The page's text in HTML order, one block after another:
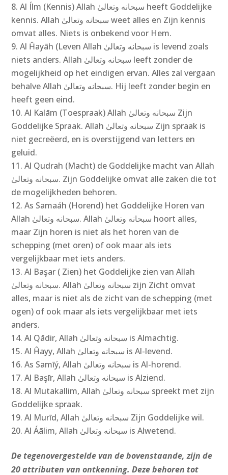
Al Ílm (Kennis) Allah سبحانه وتعالىٰ‎ heeft Goddelijke
kennis. Allah سبحانه وتعالىٰ‎ weet alles en Zijn kennis
omvat alles. Niets is onbekend voor Hem.
Al Ĥayāh (Leven Allah سبحانه وتعالىٰ‎ is levend zoals
niets anders. Allah سبحانه وتعالىٰ‎ leeft zonder de
mogelijkheid op het eindigen ervan. Alles zal vergaan
behalve Allah سبحانه وتعالىٰ‎. Hij leeft zonder begin en
heeft geen eind.
Al Kalām (Toespraak) Allah سبحانه وتعالىٰ Zijn
Goddelijke Spraak. Allah سبحانه وتعالىٰ‎ Zijn spraak is
niet gecreëerd, en is overstijgend van letters en
geluid.
Al Qudrah (Macht) de Goddelijke macht van Allah
سبحانه وتعالىٰ‎. Zijn Goddelijke omvat alle zaken die tot
de mogelijkheden behoren.
As Samaáh (Horend) het Goddelijke Horen van
Allah سبحانه وتعالىٰ. Allah سبحانه وتعالىٰ‎ hoort alles,
maar Zijn horen is niet als het horen van de
schepping (met oren) of ook maar als iets
vergelijkbaar met iets anders.
Al Başar ( Zien) het Goddelijke zien van Allah
سبحانه وتعالىٰ‎. Allah سبحانه وتعالىٰ‎ zijn Zicht omvat
alles, maar is niet als de zicht van de schepping (met
ogen) of ook maar als iets vergelijkbaar met iets
anders.
Al Qādir, Allah سبحانه وتعالىٰ‎ is Almachtig.
Al Ĥayy, Allah سبحانه وتعالىٰ‎ is Al-levend.
As Samīý, Allah سبحانه وتعالىٰ‎ is Al-horend.
Al Başīr, Allah سبحانه وتعالىٰ‎ is Alziend.
Al Mutakallim, Allah سبحانه وتعالىٰ‎ spreekt met zijn
Goddelijke spraak.
Al Murīd, Allah سبحانه وتعالىٰ‎ Zijn Goddelijke wil.
Al Áālim, Allah سبحانه وتعالىٰ‎ is Alwetend.
De tegenovergestelde van de bovenstaande, zijn de
20 attributen van ontkenning. Deze behoren tot